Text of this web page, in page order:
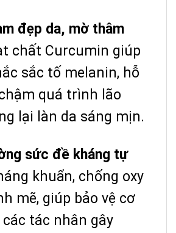
đẹp da, mờ thâm
chất Curcumin giúp
sắc tố melanin, hỗ
quá trình lão
lại làn da sáng mịn.
sức đề kháng tự
khuẩn, chống oxy
mẽ, giúp bảo vệ cơ
tác nhân gây